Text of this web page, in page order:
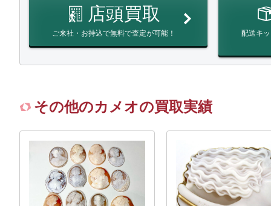
店頭買取
ご来社・お持込で無料で査定が可能！ 配送キ
その他のカメオの買取実績